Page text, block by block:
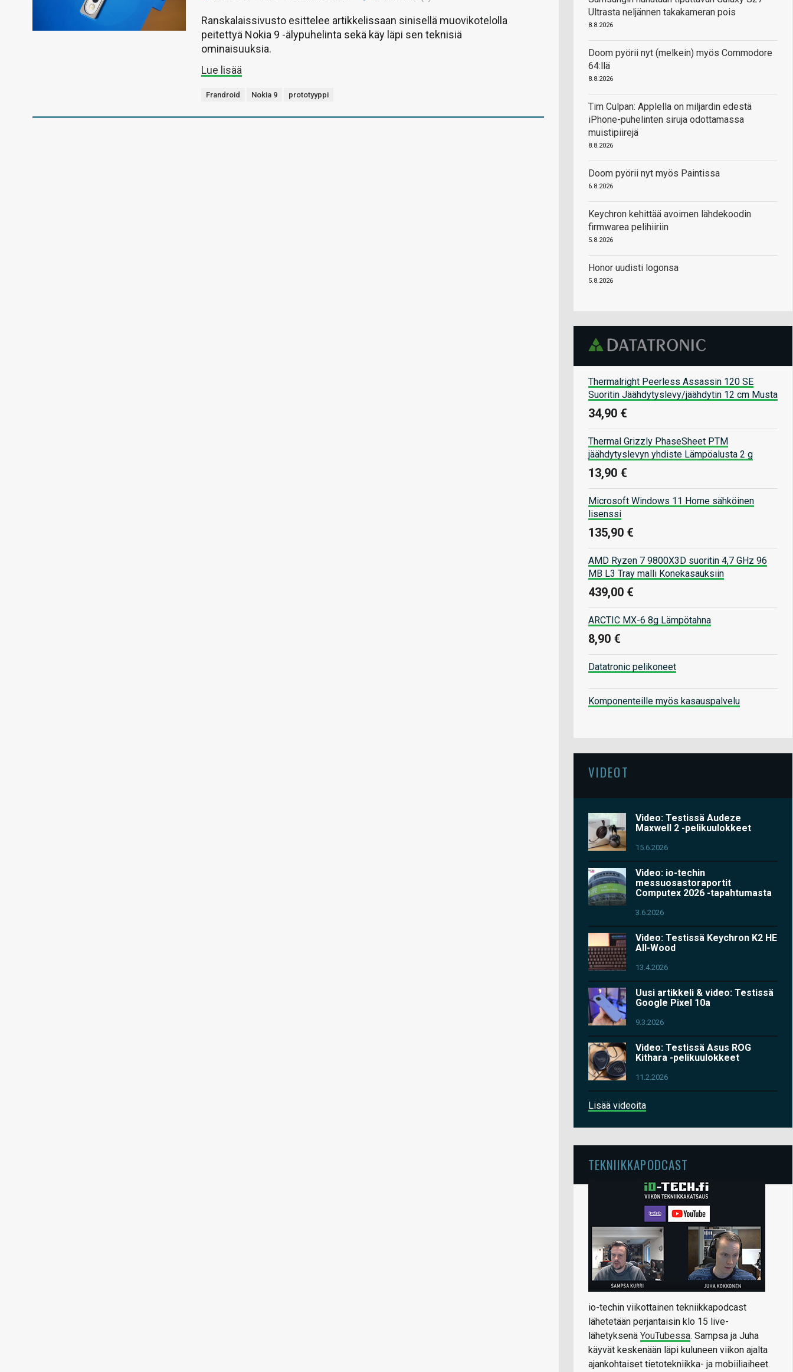
Ranskalaissivusto esittelee artikkelissaan sinisellä muovikotelolla
peitettyä Nokia 9 -älypuhelinta sekä käy läpi sen teknisiä
ominaisuuksia.
Lue lisää
Frandroid Nokia 9 prototyyppi
Ultrasta neljännen takakameran pois
8.8.2026
Doom pyörii nyt (melkein) myös Commodore
64:llä
8.8.2026
Tim Culpan: Applella on miljardin edestä
iPhone-puhelinten siruja odottamassa
muistipiirejä
8.8.2026
Doom pyörii nyt myös Paintissa
6.8.2026
Keychron kehittää avoimen lähdekoodin
firmwarea pelihiiriin
5.8.2026
Honor uudisti logonsa
5.8.2026
Thermalright Peerless Assassin 120 SE
Suoritin Jäähdytyslevy/jäähdytin 12 cm Musta
34,90 €
Thermal Grizzly PhaseSheet PTM
jäähdytyslevyn yhdiste Lämpöalusta 2 g
13,90 €
Microsoft Windows 11 Home sähköinen
lisenssi
135,90 €
AMD Ryzen 7 9800X3D suoritin 4,7 GHz 96
MB L3 Tray malli Konekasauksiin
439,00 €
ARCTIC MX-6 8g Lämpötahna
8,90 €
Datatronic pelikoneet
Komponenteille myös kasauspalvelu
VIDEOT
Video: Testissä Audeze
Maxwell 2 -pelikuulokkeet
15.6.2026
Video: io-techin
messuosastoraportit
Computex 2026 -tapahtumasta
3.6.2026
Video: Testissä Keychron K2 HE
All-Wood
13.4.2026
Uusi artikkeli & video: Testissä
Google Pixel 10a
9.3.2026
Video: Testissä Asus ROG
Kithara -pelikuulokkeet
11.2.2026
Lisää videoita
TEKNIIKKAPODCAST
io-techin viikottainen tekniikkapodcast
lähetetään perjantaisin klo 15 live-
lähetyksenä YouTubessa. Sampsa ja Juha
käyvät keskenään läpi kuluneen viikon ajalta
ajankohtaiset tietotekniikka- ja mobiiliaiheet.